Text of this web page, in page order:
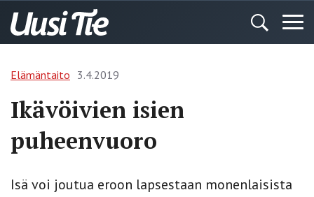
Elämäntaito 3.4.2019
Ikävöivien isien
puheenvuoro
Isä voi joutua eroon lapsestaan monenlaisista